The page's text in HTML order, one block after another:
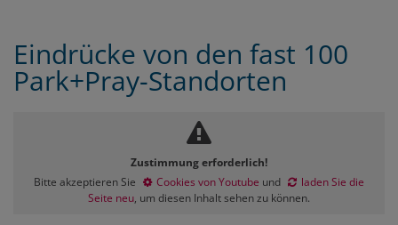
Eindrücke von den fast 100
Park+Pray-Standorten
Zustimmung erforderlich!
Bitte akzeptieren Sie
Cookies von Youtube und
laden Sie die
Seite neu, um diesen Inhalt sehen zu können.